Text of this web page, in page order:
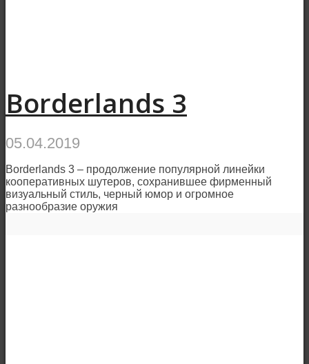
Borderlands 3
05.04.2019
Borderlands 3 – продолжение популярной линейки
кооперативных шутеров, сохранившее фирменный
визуальный стиль, черный юмор и огромное
разнообразие оружия